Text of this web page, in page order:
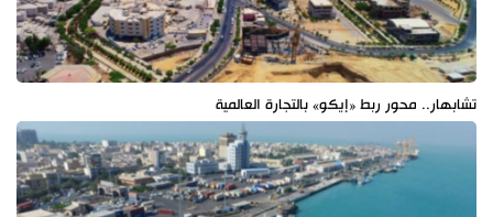
تشابهار.. محور ربط «إيكو» بالتجارة العالمية